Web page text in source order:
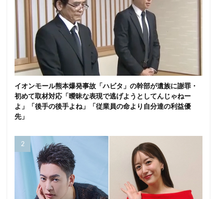
イオンモール熊本爆発事故「ハビタ」の幹部が遺族に謝罪・
初めて取材対応「曖昧な表現で逃げようとしてんじゃねー
よ」「後手の後手よね」「従業員の命より自分達の利益優
先」